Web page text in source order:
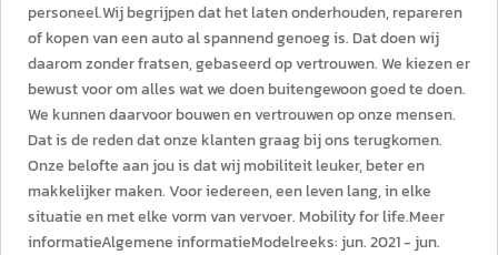
personeel.Wij begrijpen dat het laten onderhouden, repareren
of kopen van een auto al spannend genoeg is. Dat doen wij
daarom zonder fratsen, gebaseerd op vertrouwen. We kiezen er
bewust voor om alles wat we doen buitengewoon goed te doen.
We kunnen daarvoor bouwen en vertrouwen op onze mensen.
Dat is de reden dat onze klanten graag bij ons terugkomen.
Onze belofte aan jou is dat wij mobiliteit leuker, beter en
makkelijker maken. Voor iedereen, een leven lang, in elke
situatie en met elke vorm van vervoer. Mobility for life.Meer
informatieAlgemene informatieModelreeks: jun. 2021 - jun.